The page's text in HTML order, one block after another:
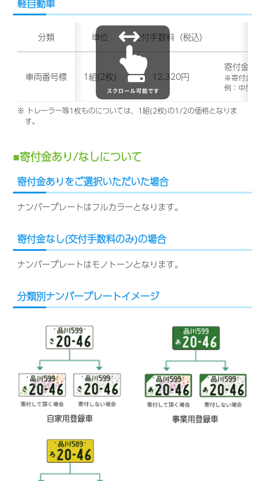
軽自動車
分類 単位 交付手数料（税込）
車両番号標 1組(2枚) 12,320円
寄付金は
※寄付金は
例：中型番
トレーラー等1枚ものについては、1組(2枚)の1/2の価格となりま
す。
寄付金あり/なしについて
寄付金ありをご選択いただいた場合
ナンバープレートはフルカラーとなります。
寄付金なし(交付手数料のみ)の場合
ナンバープレートはモノトーンとなります。
分類別ナンバープレートイメージ
自家用登録車 事業用登録車